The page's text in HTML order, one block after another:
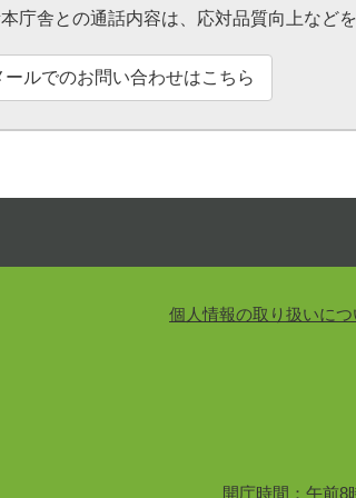
庁舎との通話内容は、応対品質向上など
ールでのお問い合わせはこちら
個人情報の取り扱いにつ
開庁時間：午前8